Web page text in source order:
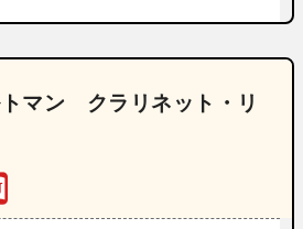
マン クラリネット・リ